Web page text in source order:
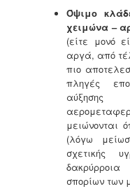
Όψιμο
χειμώνα –
(είτε μονό
αργά, από
πιο
πληγές
αύξησης
μειώνονται
(λόγω
σχετικής
σπορίων των